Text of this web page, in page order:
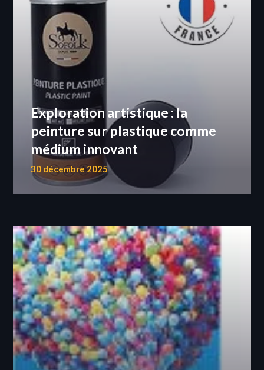
Exploration artistique : la
peinture sur plastique comme
médium innovant
30 décembre 2025